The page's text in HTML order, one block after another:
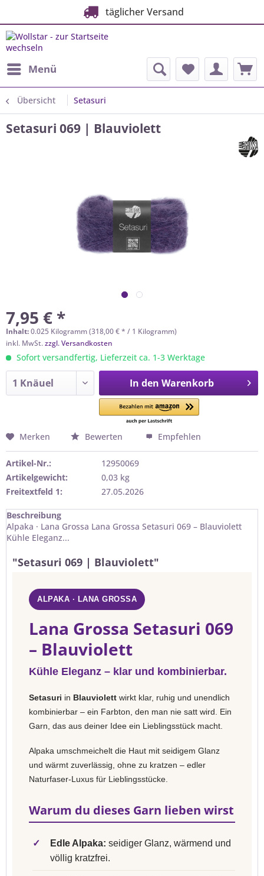
täglicher Versand
Menü
Übersicht Setasuri
Setasuri 069 | Blauviolett
7,95 € *
Inhalt:0.025 Kilogramm (318,00 € * / 1 Kilogramm)
inkl. MwSt.zzgl. Versandkosten
Sofort versandfertig, Lieferzeit ca. 1-3 Werktage
In den Warenkorb
Merken Bewerten Empfehlen
Artikel-Nr.:
12950069
Artikelgewicht:
0,03 kg
Freitextfeld 1:
27.05.2026
Beschreibung
Alpaka · Lana Grossa Lana Grossa Setasuri 069 – Blauviolett
Kühle Eleganz...
"Setasuri 069 | Blauviolett"
ALPAKA · LANA GROSSA
Lana Grossa Setasuri 069
– Blauviolett
Kühle Eleganz – klar und kombinierbar.
Setasuri in Blauviolett wirkt klar, ruhig und unendlich
kombinierbar – ein Farbton, den man nie satt wird. Ein
Garn, das aus deiner Idee ein Lieblingsstück macht.
Alpaka umschmeichelt die Haut mit seidigem Glanz
und wärmt zuverlässig, ohne zu kratzen – edler
Naturfaser-Luxus für Lieblingsstücke.
Warum du dieses Garn lieben wirst
✓ Edle Alpaka: seidiger Glanz, wärmend und
völlig kratzfrei.